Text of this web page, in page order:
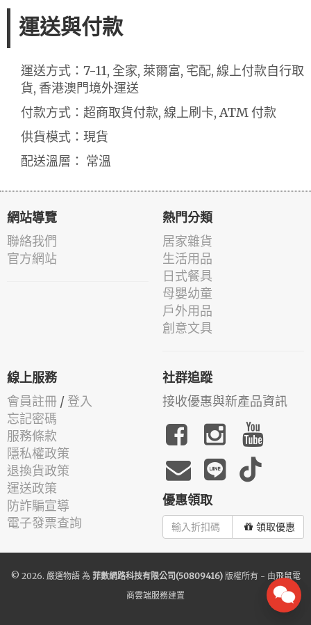
運送與付款
運送方式：7-11, 全家, 萊爾富, 宅配, 線上付款自行取
貨, 香港澳門境外運送
付款方式：超商取貨付款, 線上刷卡, ATM 付款
供貨模式：現貨
配送溫層： 常溫
網站導覽
聯絡我們
官方網站
熱門分類
居家雜貨
生活用品
日式餐具
母嬰幼童
戶外用品
創意文具
線上服務
會員註冊 / 登入
忘記密碼
服務條款
隱私權政策
退換貨政策
運送政策
防詐騙宣導
電子發票查詢
社群追蹤
接收優惠與新產品資訊
優惠領取
領取優惠
© 2026. 嚴選物語為 菲數網路科技有限公司(50809416)版權所有 - 由飛鼠電
商雲端服務建置